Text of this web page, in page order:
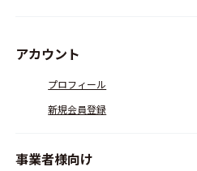
アカウント
プロフィール
新規会員登録
事業者様向け